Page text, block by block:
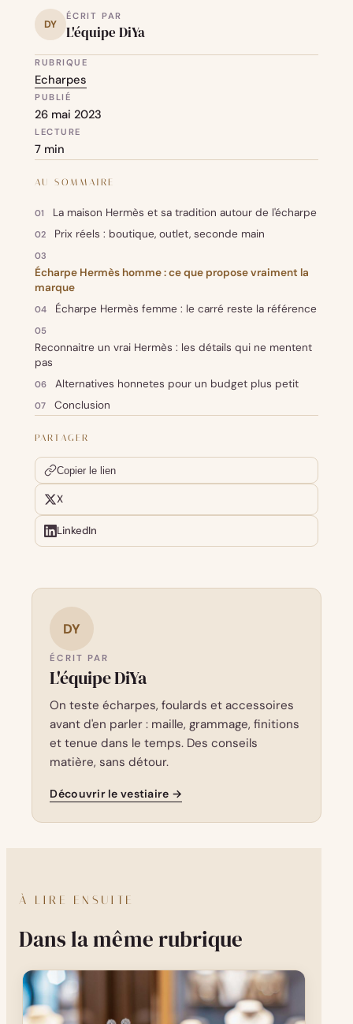
DY
ÉCRIT PAR
L'équipe DiYa
RUBRIQUE
Echarpes
PUBLIÉ
26 mai 2023
LECTURE
7 min
AU SOMMAIRE
La maison Hermès et sa tradition autour de l'écharpe
Prix réels : boutique, outlet, seconde main
Écharpe Hermès homme : ce que propose vraiment la
marque
Écharpe Hermès femme : le carré reste la référence
Reconnaitre un vrai Hermès : les détails qui ne mentent
pas
Alternatives honnetes pour un budget plus petit
Conclusion
PARTAGER
Copier le lien
X
LinkedIn
DY
ÉCRIT PAR
L'équipe DiYa
On teste écharpes, foulards et accessoires
avant d'en parler : maille, grammage, finitions
et tenue dans le temps. Des conseils
matière, sans détour.
Découvrir le vestiaire →
À LIRE ENSUITE
Dans la même rubrique